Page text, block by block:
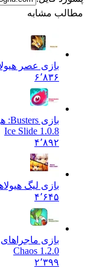
مشابه
بازی عصر هیولاها
Ice Slide 1.0.8
بازی لیگ هیولاها برای
بازی ماجراهای
Chaos 1.2.0